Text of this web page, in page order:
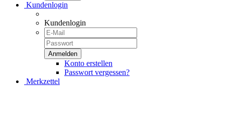
Kundenlogin
Kundenlogin
Konto erstellen
Passwort vergessen?
Merkzettel